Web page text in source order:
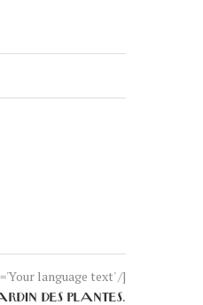
language text' /]
DES PLANTES.